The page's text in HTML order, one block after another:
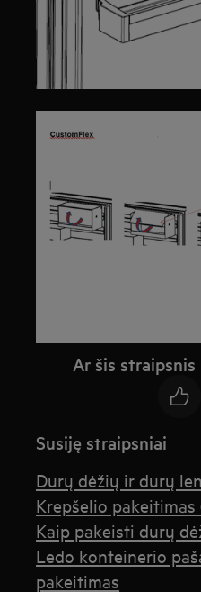
Ar šis straipsnis
Susiję straipsniai
Durų dėžių ir durų
Krepšelio pakeitimas
Kaip pakeisti durų
Ledo konteinerio
pakeitimas